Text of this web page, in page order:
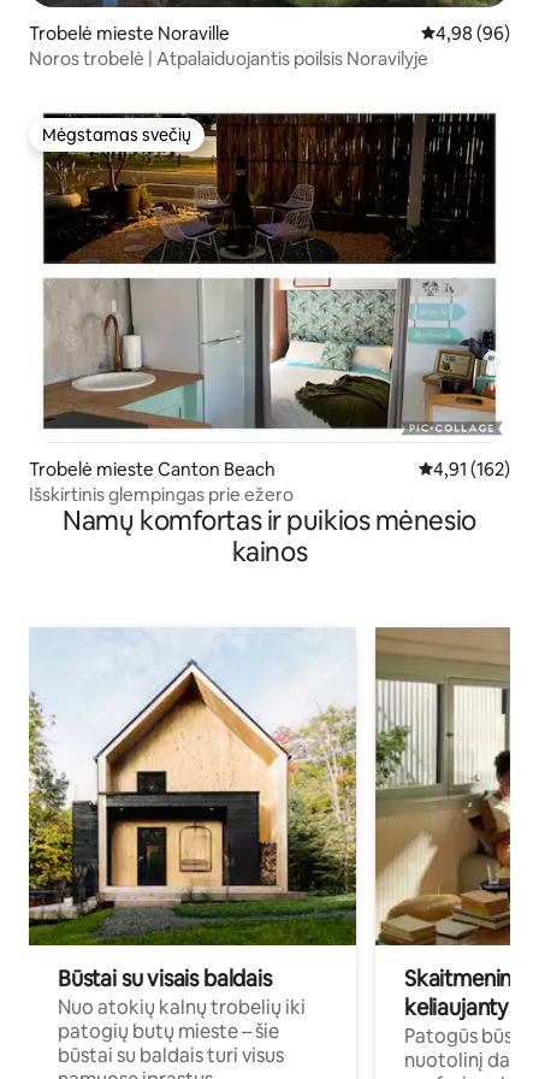
Trobelė mieste Noraville Vidutinis
4,98 (96)
Noros trobelė | Atpalaiduojantis poilsis Noravilyje
Mėgstamas svečių
Mėgstamas svečių
Trobelė mieste Canton Beach Vidutinis
4,91 (162)
Išskirtinis glempingas prie ežero
Namų komfortas ir puikios mėnesio
kainos
Būstai su visais baldais
Nuo atokių kalnų trobelių iki
patogių butų mieste – šie
būstai su baldais turi visus
keliaujantys
Patogūs
nuotolinį